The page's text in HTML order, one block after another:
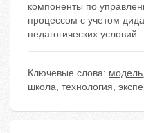
компоненты по
процессом с учетом
педагогических условий.
Ключевые слова: модель,
школа, технология,